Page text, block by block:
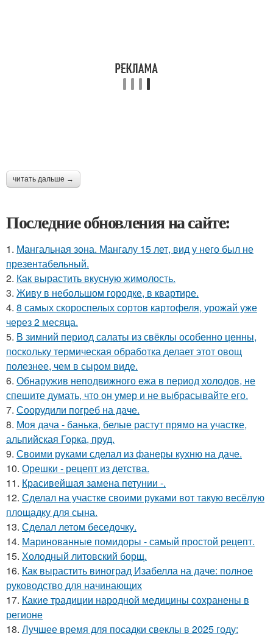
читать дальше →
Последние обновления на сайте:
1. Мангальная зона. Мангалу 15 лет, вид у него был не
презентабельный.
2. Как вырастить вкусную жимолость.
3. Живу в небольшом городке, в квартире.
4. 8 самых скороспелых сортов картофеля, урожай уже
через 2 месяца.
5. В зимний период салаты из свёклы особенно ценны,
поскольку термическая обработка делает этот овощ
полезнее, чем в сыром виде.
6. Обнаружив неподвижного ежа в период холодов, не
спешите думать, что он умер и не выбрасывайте его.
7. Соорудили погреб на даче.
8. Моя дача - банька, белые растут прямо на участке,
альпийская Горка, пруд.
9. Своими руками сделал из фанеры кухню на даче.
10. Орешки - рецепт из детства.
11. Красивейшая замена петунии -.
12. Сделал на участке своими руками вот такую весёлую
площадку для сына.
13. Сделал летом беседочку.
14. Маринованные помидоры - самый простой рецепт.
15. Холодный литовский борщ.
16. Как вырастить виноград Изабелла на даче: полное
руководство для начинающих
17. Какие традиции народной медицины сохранены в
регионе
18. Лучшее время для посадки свеклы в 2025 году: